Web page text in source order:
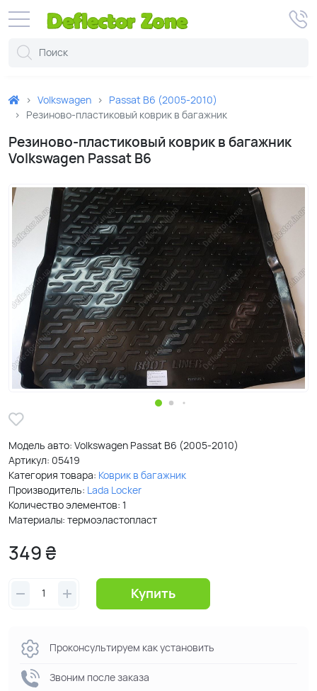
Volkswagen
Passat B6 (2005-2010)
Резиново-пластиковый коврик в багажник
Резиново-пластиковый коврик в багажник
Volkswagen Passat B6
Модель авто: Volkswagen Passat B6 (2005-2010)
Артикул: 05419
Категория товара: Коврик в багажник
Производитель: Lada Locker
Количество элементов: 1
Материалы: термоэластопласт
349 ₴
Купить
Проконсультируем как установить
Звоним после заказа